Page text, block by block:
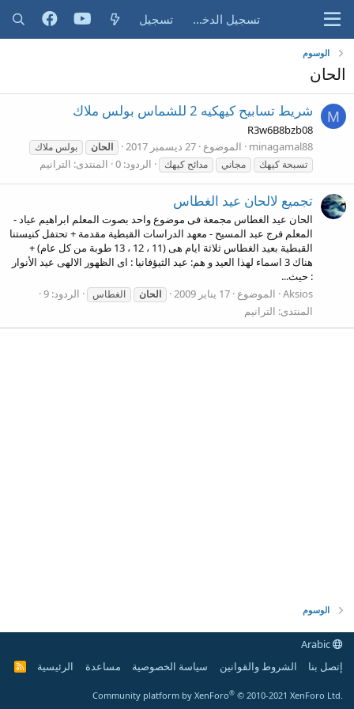
تسجيل الدخول تسجيل
الوسوم
الحان
M شريط تسابيح كيهكيه 2 للشماس بولس ملاك
R3w6B8bzb08
minagamal88
الموضوع 27 ديسمبر 2017 الحان
بولس ملاك
تسبحة كيهك
مجاني مدائح كيهك الردود: 0 المنتدى: الترانيم
تجميع لالحان عيد الغطاس
الحان عيد الغطاس مجمعة فى موضوع واحد بصوت المعلم ابراهيم عياد -
المعلم فرج عبد المسيح - معهد الدراسات القبطية مقدمة + تحتفل كنيستنا
القبطية بعيد الغطاس ثلاثة ايام هى (11 ، 12 ، 13 طوبة من كل عام) +
هناك 3 اسماء لهذا العيد و هم: عيد الثيؤفانيا : اى الظهور الالهى عيد الأنوار
: حيث...
Aksios الموضوع 17 يناير 2009 الحان الغطاس
الردود: 9
المنتدى: الترانيم
الوسوم
إتصل بنا
الشروط والقوانين سياسة الخصوصية مساعدة الرئيسية
R
Community platform by XenForo® © 2010-2021 XenForo Ltd.